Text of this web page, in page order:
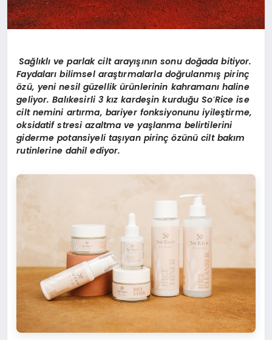
Sağlıklı ve parlak cilt arayışının sonu doğada bitiyor.
Faydaları bilimsel araştırmalarla doğrulanmış pirinç
özü, yeni nesil güzellik ürünlerinin kahramanı haline
geliyor. Balıkesirli 3 kız kardeşin kurduğuSo’Rice ise
cilt nemini artırma, bariyer fonksiyonunu iyileştirme,
oksidatif stresi azaltma ve yaşlanma belirtilerini
giderme potansiyeli taşıyan pirinç özünü cilt bakım
rutinlerine dahil ediyor.